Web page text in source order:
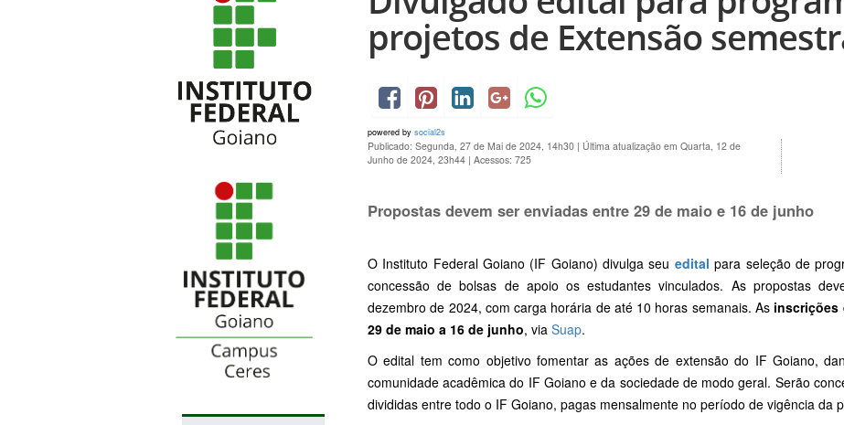
projetos de Extensão
powered by social2s
Publicado: Segunda, 27 de Mai de 2024, 14h30 | Última atualização em Quarta, 12 de
Junho de 2024, 23h44 | Acessos: 725
Propostas devem ser enviadas entre 29 de maio e 16 de junho
O Instituto Federal Goiano (IF Goiano) divulga seu edital para seleção de
concessão de bolsas de apoio os estudantes vinculados. As propostas
dezembro de 2024, com carga horária de até 10 horas semanais. As inscrições
29 de maio a 16 de junho, via Suap.
O edital tem como objetivo fomentar as ações de extensão do IF Goiano,
comunidade acadêmica do IF Goiano e da sociedade de modo geral. Serão
divididas entre todo o IF Goiano, pagas mensalmente no período de vigência da